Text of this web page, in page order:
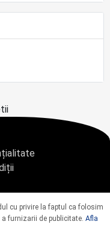
SRL - toate drepturile rezervate
cu privire la faptul ca folosim
furnizarii de publicitate. Afla